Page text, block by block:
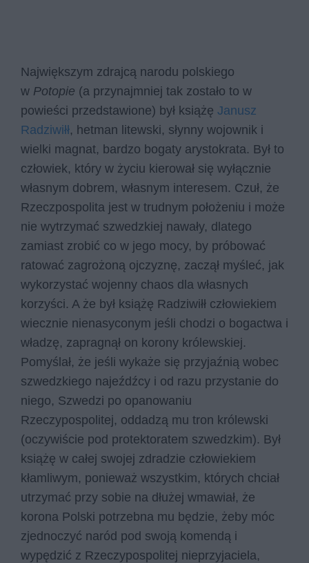
Największym zdrajcą narodu polskiego
w Potopie (a przynajmniej tak zostało to w
powieści przedstawione) był książę Janusz
Radziwiłł, hetman litewski, słynny wojownik i
wielki magnat, bardzo bogaty arystokrata. Był to
człowiek, który w życiu kierował się wyłącznie
własnym dobrem, własnym interesem. Czuł, że
Rzeczpospolita jest w trudnym położeniu i może
nie wytrzymać szwedzkiej nawały, dlatego
zamiast zrobić co w jego mocy, by próbować
ratować zagrożoną ojczyznę, zaczął myśleć, jak
wykorzystać wojenny chaos dla własnych
korzyści. A że był książę Radziwiłł człowiekiem
wiecznie nienasyconym jeśli chodzi o bogactwa i
władzę, zapragnął on korony królewskiej.
Pomyślał, że jeśli wykaże się przyjaźnią wobec
szwedzkiego najeźdźcy i od razu przystanie do
niego, Szwedzi po opanowaniu
Rzeczypospolitej, oddadzą mu tron królewski
(oczywiście pod protektoratem szwedzkim). Był
książę w całej swojej zdradzie człowiekiem
kłamliwym, ponieważ wszystkim, których chciał
utrzymać przy sobie na dłużej wmawiał, że
korona Polski potrzebna mu będzie, żeby móc
zjednoczyć naród pod swoją komendą i
wypędzić z Rzeczypospolitej nieprzyjaciela,